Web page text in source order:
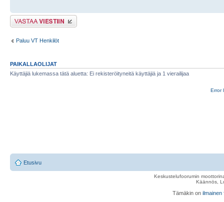
Lähetä vastaus
Paluu VT Henkilöt
PAIKALLAOLIJAT
Käyttäjiä lukemassa tätä aluetta: Ei rekisteröityneitä käyttäjiä ja 1 vierailijaa
Error
Etusivu
Keskustelufoorumin
Käännös,
Tämäkin on ilmainen